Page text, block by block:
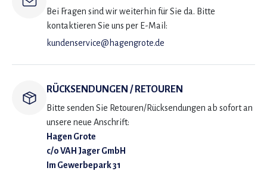
Bei Fragen sind wir weiterhin für Sie da. Bitte
kontaktieren Sie uns per E-Mail:
kundenservice@hagengrote.de
RÜCKSENDUNGEN / RETOUREN
Bitte senden Sie Retouren/Rücksendungen ab sofort an
unsere neue Anschrift:
Hagen Grote
c/o VAH Jager GmbH
Im Gewerbepark 31